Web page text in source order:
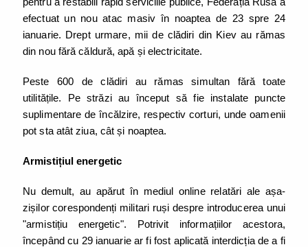
efectuat un nou atac masiv în noaptea de 23 spre 24
ianuarie. Drept urmare, mii de clădiri din Kiev au rămas
din nou fără căldură, apă și electricitate.
Peste 600 de clădiri au rămas simultan fără toate
utilitățile. Pe străzi au început să fie instalate puncte
suplimentare de încălzire, respectiv corturi, unde oamenii
pot sta atât ziua, cât și noaptea.
Armistițiul energetic
Nu demult, au apărut în mediul online relatări ale așa-
zișilor corespondenți militari ruși despre introducerea unui
"armistițiu energetic". Potrivit informațiilor acestora,
începând cu 29 ianuarie ar fi fost aplicată interdicția de a fi